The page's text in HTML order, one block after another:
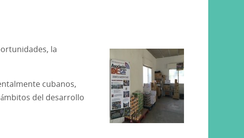
la
cubanos,
del desarrollo